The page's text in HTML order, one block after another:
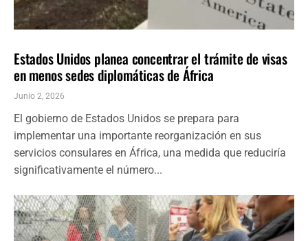
Estados Unidos planea concentrar el trámite de visas
en menos sedes diplomáticas de África
Junio 2, 2026
El gobierno de Estados Unidos se prepara para
implementar una importante reorganización en sus
servicios consulares en África, una medida que reduciría
significativamente el número...